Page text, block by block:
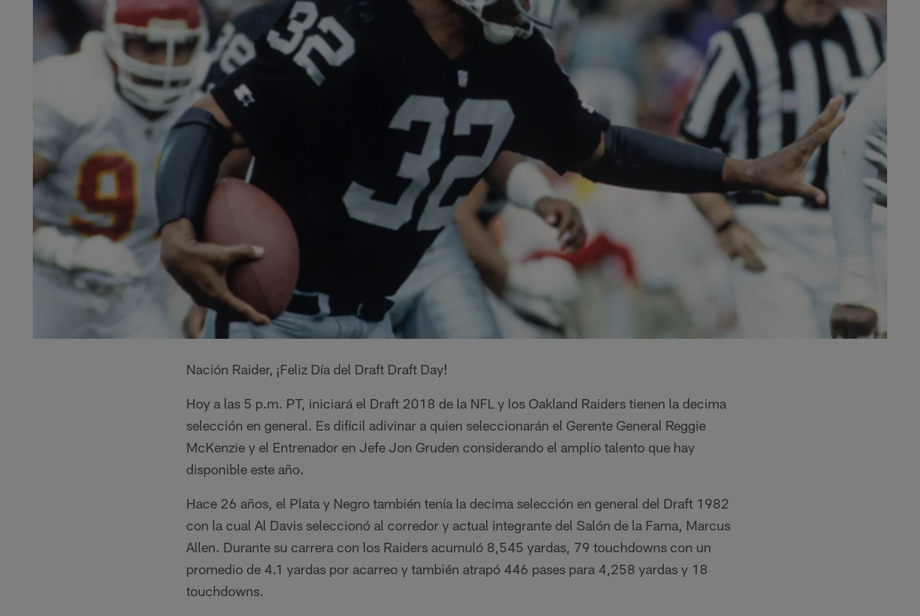
Nación Raider, ¡Feliz Día del Draft Draft Day!
Hoy a las 5 p.m. PT, iniciará el Draft 2018 de la NFL y los Oakland Raiders tienen la decima
selección en general. Es difícil adivinar a quien seleccionarán el Gerente General Reggie
McKenzie y el Entrenador en Jefe Jon Gruden considerando el amplio talento que hay
disponible este año.
Hace 26 años, el Plata y Negro también tenía la decima selección en general del Draft 1982
con la cual Al Davis seleccionó al corredor y actual integrante del Salón de la Fama, Marcus
Allen. Durante su carrera con los Raiders acumuló 8,545 yardas, 79 touchdowns con un
promedio de 4.1 yardas por acarreo y también atrapó 446 pases para 4,258 yardas y 18
touchdowns.